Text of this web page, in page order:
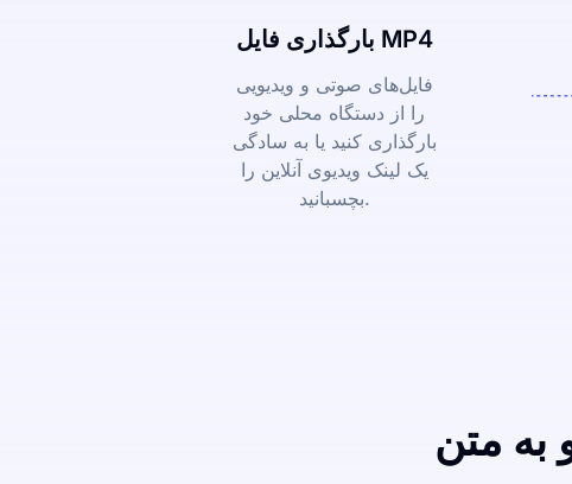
بارگذاری فایل MP4
فایل‌های صوتی و ویدیویی
را از دستگاه محلی خود
بارگذاری کنید یا به سادگی
یک لینک ویدیوی آنلاین را
بچسبانید.
به متن